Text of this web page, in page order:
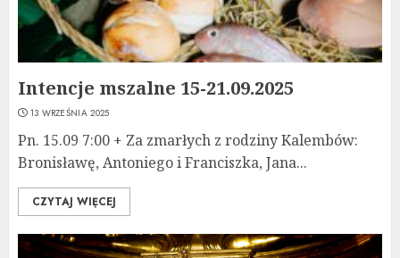
Intencje mszalne 15-21.09.2025
13 WRZEŚNIA 2025
Pn. 15.09 7:00 + Za zmarłych z rodziny Kalembów:
Bronisławę, Antoniego i Franciszka, Jana...
CZYTAJ WIĘCEJ